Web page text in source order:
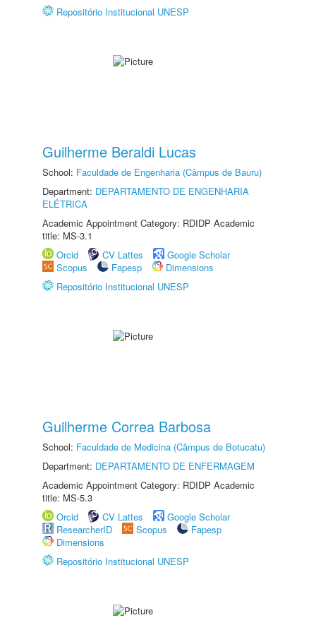
Repositório Institucional UNESP
Guilherme Beraldi Lucas
School: Faculdade de Engenharia (Câmpus de Bauru)
Department: DEPARTAMENTO DE ENGENHARIA
ELÉTRICA
Academic Appointment Category: RDIDP Academic
title: MS-3.1
Orcid
CV Lattes
Google Scholar
Scopus
Fapesp
Dimensions
Repositório Institucional UNESP
Guilherme Correa Barbosa
School: Faculdade de Medicina (Câmpus de Botucatu)
Department: DEPARTAMENTO DE ENFERMAGEM
Academic Appointment Category: RDIDP Academic
title: MS-5.3
Orcid
CV Lattes
Google Scholar
ResearcherID
Scopus
Fapesp
Dimensions
Repositório Institucional UNESP